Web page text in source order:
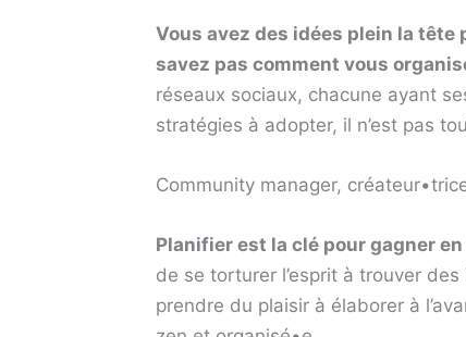
Vous avez des idées plein la
savez pas comment vous
réseaux sociaux, chacune ayant
stratégies à adopter, il n’est pas
Community manager,
Planifier est la clé pour gagner
de se torturer l’esprit à trouver
prendre du plaisir à élaborer à